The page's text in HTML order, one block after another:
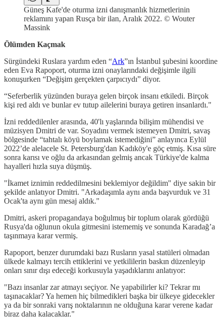
Güneş Kafe'de oturma izni danışmanlık hizmetlerinin
reklamını yapan Rusça bir ilan, Aralık 2022. © Wouter
Massink
Ölümden Kaçmak
Sürgündeki Ruslara yardım eden “Ark”ın İstanbul şubesini koordine
eden Eva Rapoport, oturma izni onaylarındaki değişimle ilgili
konuşurken “Değişim gerçekten çarpıcıydı” diyor.
“Seferberlik yüzünden buraya gelen birçok insanı etkiledi. Birçok
kişi red aldı ve bunlar ev tutup ailelerini buraya getiren insanlardı."
İzni reddedilenler arasında, 40'lı yaşlarında bilişim mühendisi ve
müzisyen Dmitri de var. Soyadını vermek istemeyen Dmitri, savaş
bölgesinde “tahtalı köyü boylamak istemediğini” anlayınca Eylül
2022’de alelacele St. Petersburg'dan Kadıköy'e göç etmiş. Kısa süre
sonra karısı ve oğlu da arkasından gelmiş ancak Türkiye'de kalma
hayalleri hızla suya düşmüş.
"İkamet iznimin reddedilmesini beklemiyor değildim" diye sakin bir
şekilde anlatıyor Dmitri. "Arkadaşımla aynı anda başvurduk ve 31
Ocak'ta aynı gün mesaj aldık."
Dmitri, askeri propagandaya boğulmuş bir toplum olarak gördüğü
Rusya'da oğlunun okula gitmesini istememiş ve sonunda Karadağ’a
taşınmaya karar vermiş.
Rapoport, benzer durumdaki bazı Rusların yasal statüleri olmadan
ülkede kalmayı tercih ettiklerini ve yetkililerin baskın düzenleyip
onları sınır dışı edeceği korkusuyla yaşadıklarını anlatıyor:
"Bazı insanlar zar atmayı seçiyor. Ne yapabilirler ki? Tekrar mı
taşınacaklar? Ya hemen hiç bilmedikleri başka bir ülkeye gidecekler
ya da bir sonraki varış noktalarının ne olduğuna karar verene kadar
biraz daha kalacaklar."